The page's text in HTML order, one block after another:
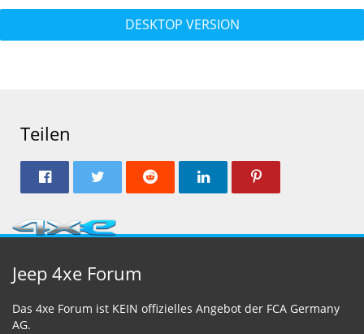
DESKTOP VERSION
Teilen
Jeep 4xe Forum
Das 4xe Forum ist KEIN offizielles Angebot der FCA Germany
AG.